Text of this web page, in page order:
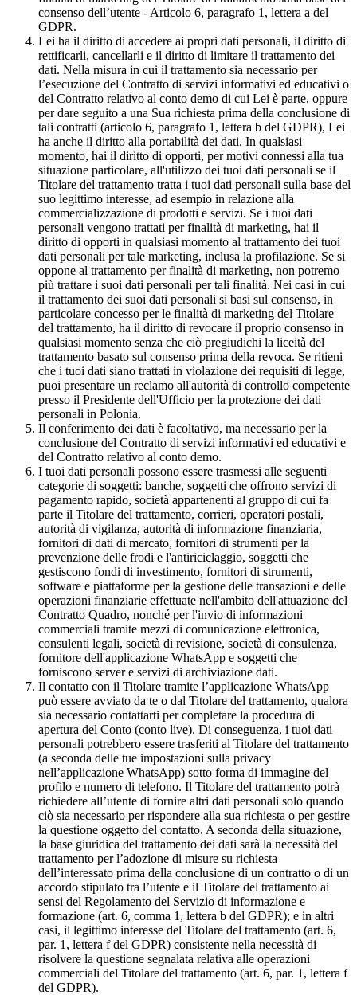
consenso dell’utente - Articolo 6, paragrafo 1, lettera a del
GDPR.
Lei ha il diritto di accedere ai propri dati personali, il diritto di
rettificarli, cancellarli e il diritto di limitare il trattamento dei
dati. Nella misura in cui il trattamento sia necessario per
l’esecuzione del Contratto di servizi informativi ed educativi o
del Contratto relativo al conto demo di cui Lei è parte, oppure
per dare seguito a una Sua richiesta prima della conclusione di
tali contratti (articolo 6, paragrafo 1, lettera b del GDPR), Lei
ha anche il diritto alla portabilità dei dati. In qualsiasi
momento, hai il diritto di opporti, per motivi connessi alla tua
situazione particolare, all'utilizzo dei tuoi dati personali se il
Titolare del trattamento tratta i tuoi dati personali sulla base del
suo legittimo interesse, ad esempio in relazione alla
commercializzazione di prodotti e servizi. Se i tuoi dati
personali vengono trattati per finalità di marketing, hai il
diritto di opporti in qualsiasi momento al trattamento dei tuoi
dati personali per tale marketing, inclusa la profilazione. Se si
oppone al trattamento per finalità di marketing, non potremo
più trattare i suoi dati personali per tali finalità. Nei casi in cui
il trattamento dei suoi dati personali si basi sul consenso, in
particolare concesso per le finalità di marketing del Titolare
del trattamento, ha il diritto di revocare il proprio consenso in
qualsiasi momento senza che ciò pregiudichi la liceità del
trattamento basato sul consenso prima della revoca. Se ritieni
che i tuoi dati siano trattati in violazione dei requisiti di legge,
puoi presentare un reclamo all'autorità di controllo competente
presso il Presidente dell'Ufficio per la protezione dei dati
personali in Polonia.
Il conferimento dei dati è facoltativo, ma necessario per la
conclusione del Contratto di servizi informativi ed educativi e
del Contratto relativo al conto demo.
I tuoi dati personali possono essere trasmessi alle seguenti
categorie di soggetti: banche, soggetti che offrono servizi di
pagamento rapido, società appartenenti al gruppo di cui fa
parte il Titolare del trattamento, corrieri, operatori postali,
autorità di vigilanza, autorità di informazione finanziaria,
fornitori di dati di mercato, fornitori di strumenti per la
prevenzione delle frodi e l'antiriciclaggio, soggetti che
gestiscono fondi di investimento, fornitori di strumenti,
software e piattaforme per la gestione delle transazioni e delle
operazioni finanziarie effettuate nell'ambito dell'attuazione del
Contratto Quadro, nonché per l'invio di informazioni
commerciali tramite mezzi di comunicazione elettronica,
consulenti legali, società di revisione, società di consulenza,
fornitore dell'applicazione WhatsApp e soggetti che
forniscono server e servizi di archiviazione dati.
Il contatto con il Titolare tramite l’applicazione WhatsApp
può essere avviato da te o dal Titolare del trattamento, qualora
sia necessario contattarti per completare la procedura di
apertura del Conto (conto live). Di conseguenza, i tuoi dati
personali potrebbero essere trasferiti al Titolare del trattamento
(a seconda delle tue impostazioni sulla privacy
nell’applicazione WhatsApp) sotto forma di immagine del
profilo e numero di telefono. Il Titolare del trattamento potrà
richiedere all’utente di fornire altri dati personali solo quando
ciò sia necessario per rispondere alla sua richiesta o per gestire
la questione oggetto del contatto. A seconda della situazione,
la base giuridica del trattamento dei dati sarà la necessità del
trattamento per l’adozione di misure su richiesta
dell’interessato prima della conclusione di un contratto o di un
accordo stipulato tra l’utente e il Titolare del trattamento ai
sensi del Regolamento del Servizio di informazione e
formazione (art. 6, comma 1, lettera b del GDPR); e in altri
casi, il legittimo interesse del Titolare del trattamento (art. 6,
par. 1, lettera f del GDPR) consistente nella necessità di
risolvere la questione segnalata relativa alle operazioni
commerciali del Titolare del trattamento (art. 6, par. 1, lettera f
del GDPR).